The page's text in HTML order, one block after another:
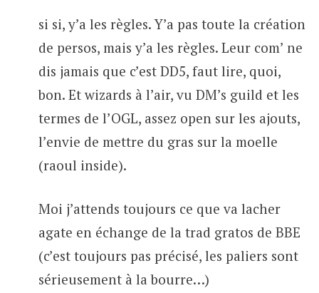
si si, y’a les règles. Y’a pas toute la création
de persos, mais y’a les règles. Leur com’ ne
dis jamais que c’est DD5, faut lire, quoi,
bon. Et wizards à l’air, vu DM’s guild et les
termes de l’OGL, assez open sur les ajouts,
l’envie de mettre du gras sur la moelle
(raoul inside).
Moi j’attends toujours ce que va lacher
agate en échange de la trad gratos de BBE
(c’est toujours pas précisé, les paliers sont
sérieusement à la bourre…)